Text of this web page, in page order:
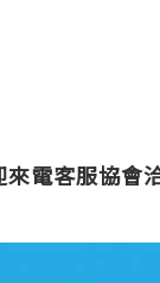
電客服協會